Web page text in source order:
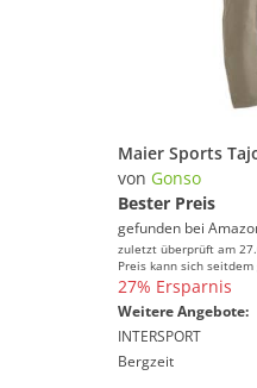
von Gonso
Bester Preis
gefunden bei
zuletzt überprüft am
Preis kann sich
27% Ersparnis
Weitere Angebote:
INTERSPORT
Bergzeit